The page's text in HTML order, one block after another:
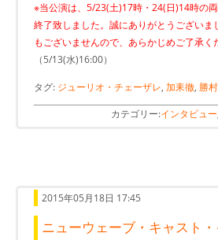
※当公演は、5/23(土)17時・24(日)14時の
終了致しました。誠にありがとうございま
もございませんので、あらかじめご了承く
（5/13(水)16:00）
タグ: ジューリオ・チェーザレ, 加耒徹, 勝
カテゴリー:インタビュー
2015年05月18日 17:45
ニューウェーブ・キャスト